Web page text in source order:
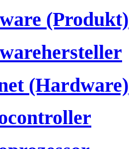
(Produkt)
(Hardware)